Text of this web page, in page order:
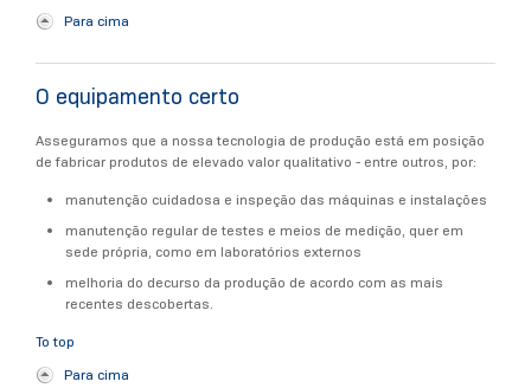
Para cima
O equipamento certo
Asseguramos que a nossa tecnologia de produção está em posição
de fabricar produtos de elevado valor qualitativo - entre outros, por:
manutenção cuidadosa e inspeção das máquinas e instalações
manutenção regular de testes e meios de medição, quer em
sede própria, como em laboratórios externos
melhoria do decurso da produção de acordo com as mais
recentes descobertas.
To top
Para cima